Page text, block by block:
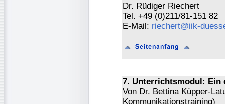
Dr. Rüdiger Riechert
Tel. +49 (0)211/81-151 82
E-Mail: riechert@iik-
7. Unterrichtsmodul: Ein
Von Dr. Bettina Küpper-
Kommunikationstraining)